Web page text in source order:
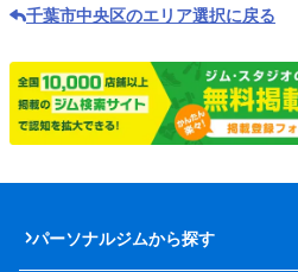
千葉市中央区のエリア選択に戻る
パーソナルジムから探す